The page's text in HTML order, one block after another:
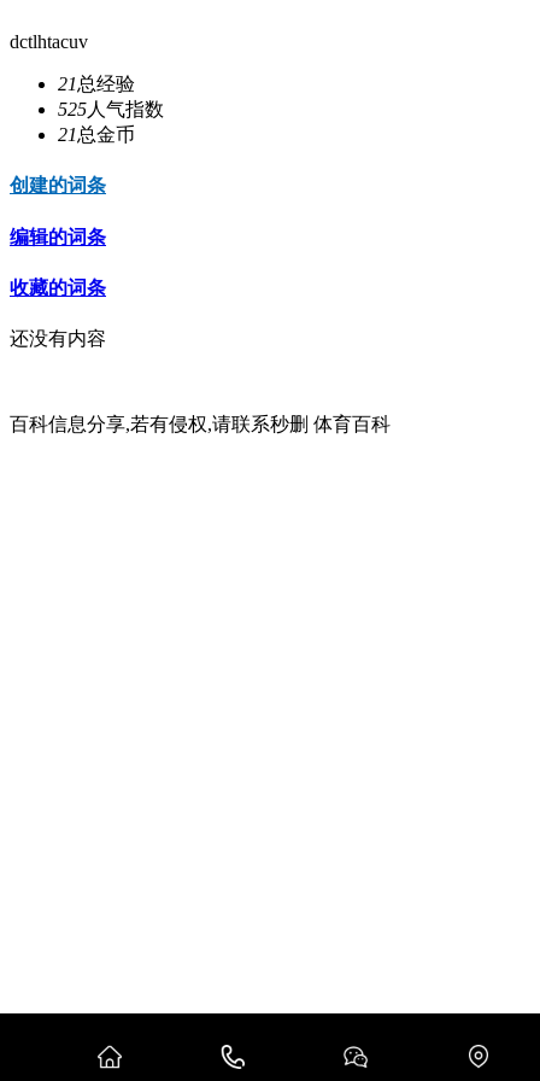
dctlhtacuv
21总经验
525人气指数
21总金币
创建的词条
编辑的词条
收藏的词条
还没有内容
百科信息分享,若有侵权,请联系秒删 体育百科